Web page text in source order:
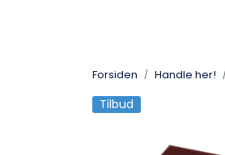
Forsiden Handle her!
Tilbud